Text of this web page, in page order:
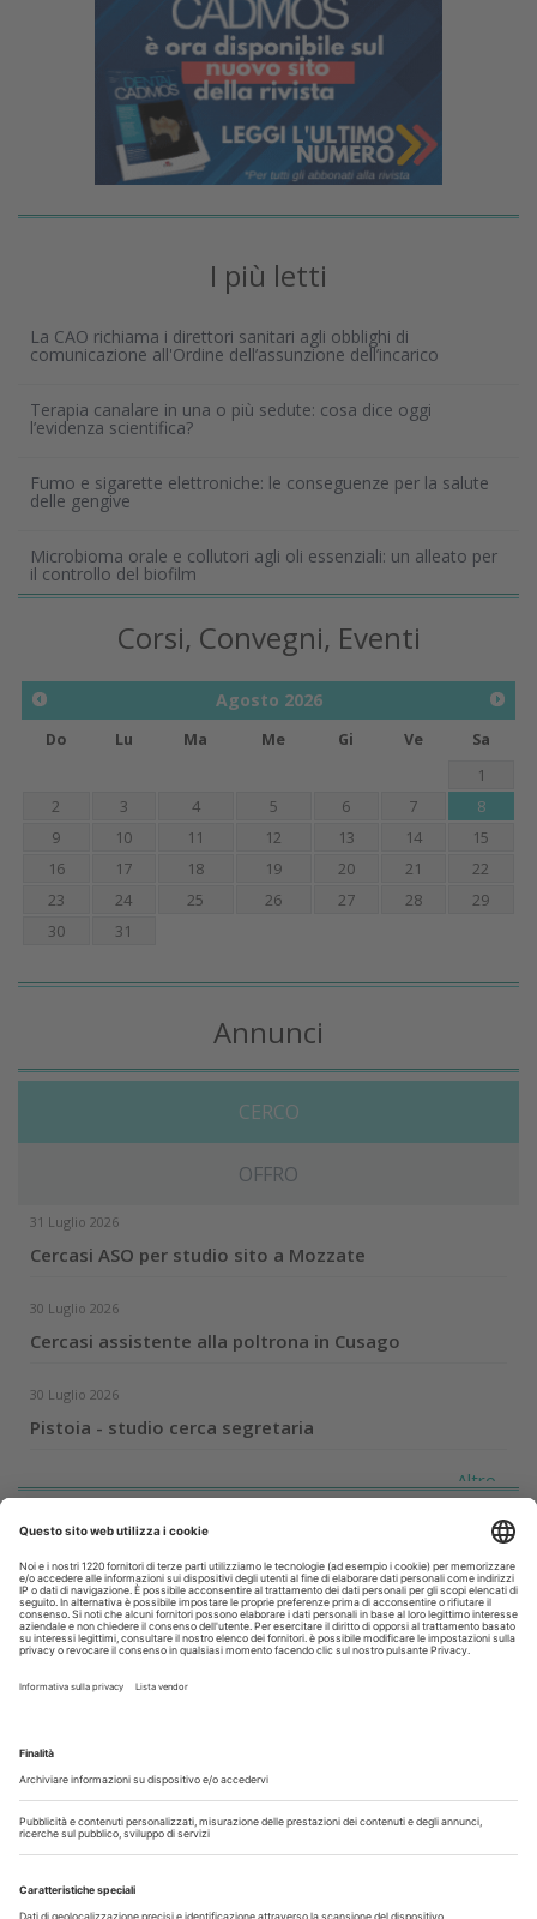
I più letti
La CAO richiama i direttori sanitari agli obblighi di
comunicazione all'Ordine dell’assunzione dell’incarico
Terapia canalare in una o più sedute: cosa dice oggi
l’evidenza scientifica?
Fumo e sigarette elettroniche: le conseguenze per la salute
delle gengive
Microbioma orale e collutori agli oli essenziali: un alleato per
il controllo del biofilm
Corsi, Convegni, Eventi
Agosto 2026
Do Lu Ma Me Gi Ve
Sa
1
2
3 4 5 6 7
8
9
10 11 12 13 14
15
16
17 18 19 20 21
22
23
24 25 26 27 28
29
30
31
Annunci
CERCO
OFFRO
31 Luglio 2026
Cercasi ASO per studio sito a Mozzate
30 Luglio 2026
Cercasi assistente alla poltrona in Cusago
30 Luglio 2026
Pistoia - studio cerca segretaria
Altro...
Il flusso di lavoro dell’odontoiatra chairside